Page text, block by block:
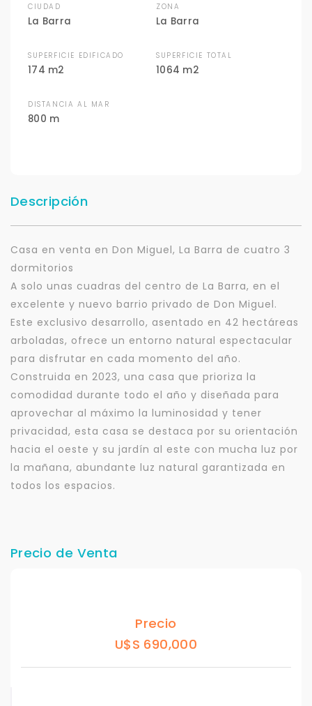
CIUDAD
La Barra
ZONA
La Barra
SUPERFICIE EDIFICADO
174 m2
SUPERFICIE TOTAL
1064 m2
DISTANCIA AL MAR
800 m
Descripción
Casa en venta en Don Miguel, La Barra de cuatro 3
dormitorios
A solo unas cuadras del centro de La Barra, en el
excelente y nuevo barrio privado de Don Miguel.
Este exclusivo desarrollo, asentado en 42 hectáreas
arboladas, ofrece un entorno natural espectacular
para disfrutar en cada momento del año.
Construida en 2023, una casa que prioriza la
comodidad durante todo el año y diseñada para
aprovechar al máximo la luminosidad y tener
privacidad, esta casa se destaca por su orientación
hacia el oeste y su jardín al este con mucha luz por
la mañana, abundante luz natural garantizada en
todos los espacios.
Precio de Venta
Precio
U$S 690,000